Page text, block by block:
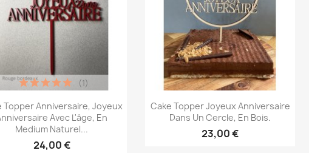
Aperçu rapide
Topper Anniversaire, Joyeux
Avec L'âge, En
Medium Naturel...
24,00 €
(1)
Aperçu rapide
Cake Topper Joyeux Anniversaire
Dans Un Cercle, En Bois.
23,00 €